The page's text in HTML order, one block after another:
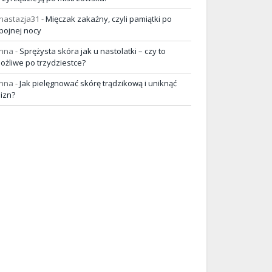
-Mięczak zakaźny, czyli pamiątki po
nocy
- Sprężysta skóra jak u nastolatki – czy to
po trzydziestce?
-Jak pielęgnować skórę trądzikową i uniknąć